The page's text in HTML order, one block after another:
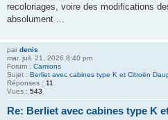
recoloriages, voire des modifications
absolument ...
par denis
mar. juil. 21, 2026 8:40 pm
Forum : Camions
Sujet : Berliet avec cabines type K et Citroën
Réponses : 11
Vues : 543
Re: Berliet avec cabines type K